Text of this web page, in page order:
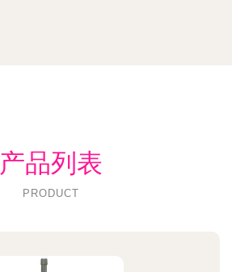
产品列表
PRODUCT